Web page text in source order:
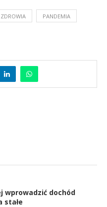
PANDEMIA
wprowadzić dochód
stałe